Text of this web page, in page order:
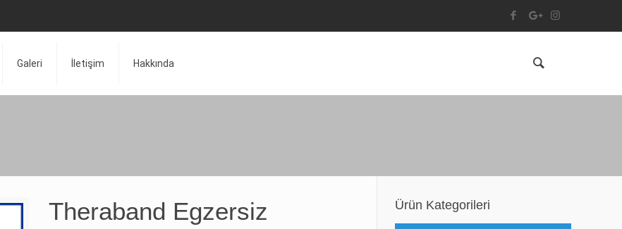
Galeri İletişim Hakkında
Theraband Egzersiz
Ürün Kategorileri